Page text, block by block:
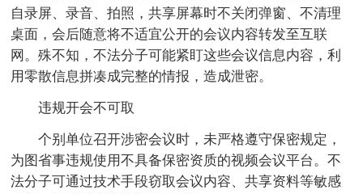
自录屏、录音、拍照，共享屏幕时不关闭弹窗、不清理
桌面，会后随意将不适宜公开的会议内容转发至互联
网。殊不知，不法分子可能紧盯这些会议信息内容，利
用零散信息拼凑成完整的情报，造成泄密。
违规开会不可取
个别单位召开涉密会议时，未严格遵守保密规定，
为图省事违规使用不具备保密资质的视频会议平台。不
法分子可通过技术手段窃取会议内容、共享资料等敏感